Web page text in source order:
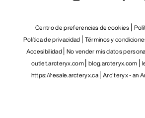
Centro de preferencias de cookies
Política de privacidad Términos y
Accesibilidad No vender mis datos
outlet.arcteryx.com blog.arcteryx.com
https://resale.arcteryx.ca Arc'teryx - an